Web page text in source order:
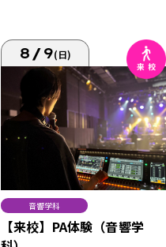
8/9(日)
音響学科
【来校】PA体験（音響学